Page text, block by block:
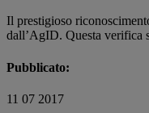
Il prestigioso
dall’AgID. Questa verifica
Pubblicato:
11 07 2017